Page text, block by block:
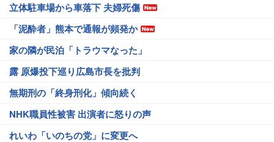
立体駐車場から車落下 夫婦死傷
「泥酔者」熊本で通報が頻発か
家の隣が民泊「トラウマなった」
露 原爆投下巡り広島市長を批判
無期刑の「終身刑化」傾向続く
NHK職員性被害 出演者に怒りの声
れいわ「いのちの党」に変更へ